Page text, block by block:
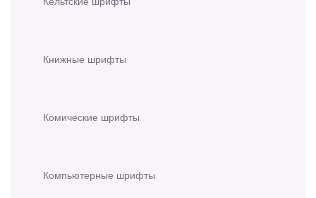
Книжные шрифты
Комические шрифты
Компьютерные шрифты